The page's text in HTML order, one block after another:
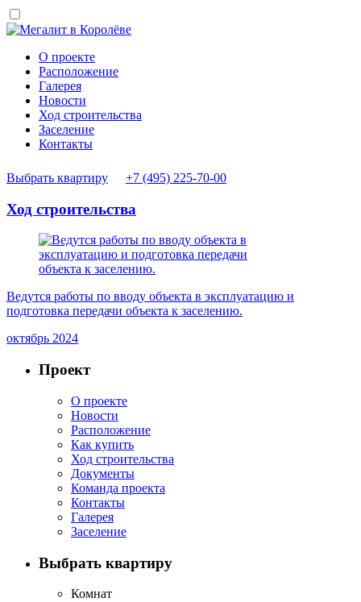
О проекте
Расположение
Галерея
Новости
Ход строительства
Заселение
Контакты
Выбрать квартиру +7 (495) 225-70-00
Ход строительства
Ведутся работы по вводу объекта в эксплуатацию и
подготовка передачи объекта к заселению.
октябрь 2024
Проект
О проекте
Новости
Расположение
Как купить
Ход строительства
Документы
Команда проекта
Контакты
Галерея
Заселение
Выбрать квартиру
Комнат